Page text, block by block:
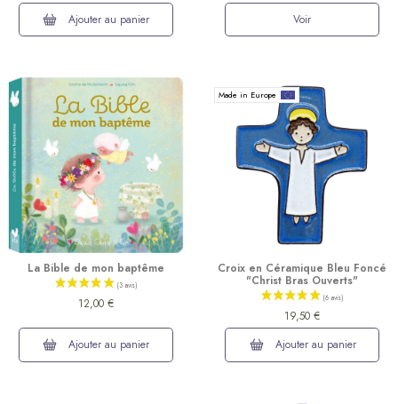
Ajouter au panier
Voir
La Bible de mon baptême
12,00 €
Ajouter au panier
Made in Europe
Croix en Céramique Bleu Foncé
"Christ Bras Ouverts"
19,50 €
Ajouter au panier